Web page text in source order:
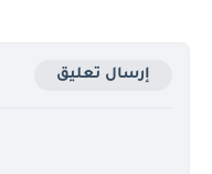
إرسال تعليق